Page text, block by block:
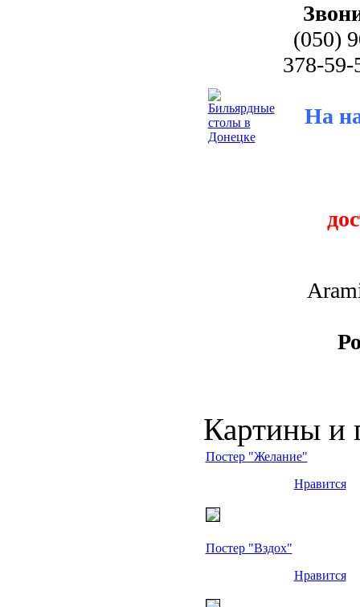
(050)
378-59-
На
Картины и
Постер "Желание"
Нравится
Постер "Вздох"
Нравится